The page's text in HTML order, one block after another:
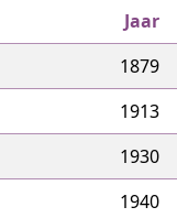
Jaar
1879
1913
1930
1940